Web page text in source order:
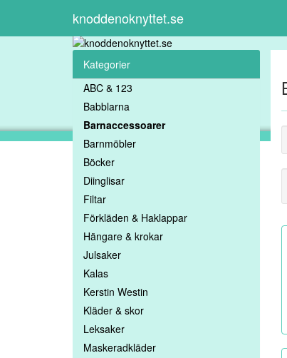
knoddenoknyttet.se
Kategorier
ABC & 123
Babblarna
Barnaccessoarer
Barnmöbler
Böcker
Diinglisar
Filtar
Förkläden & Haklappar
Hängare & krokar
Julsaker
Kalas
Kerstin Westin
Kläder & skor
Leksaker
Maskeradkläder